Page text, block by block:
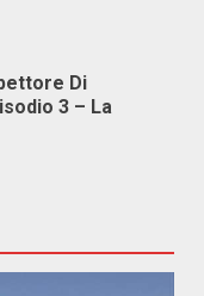
Di
3 – La